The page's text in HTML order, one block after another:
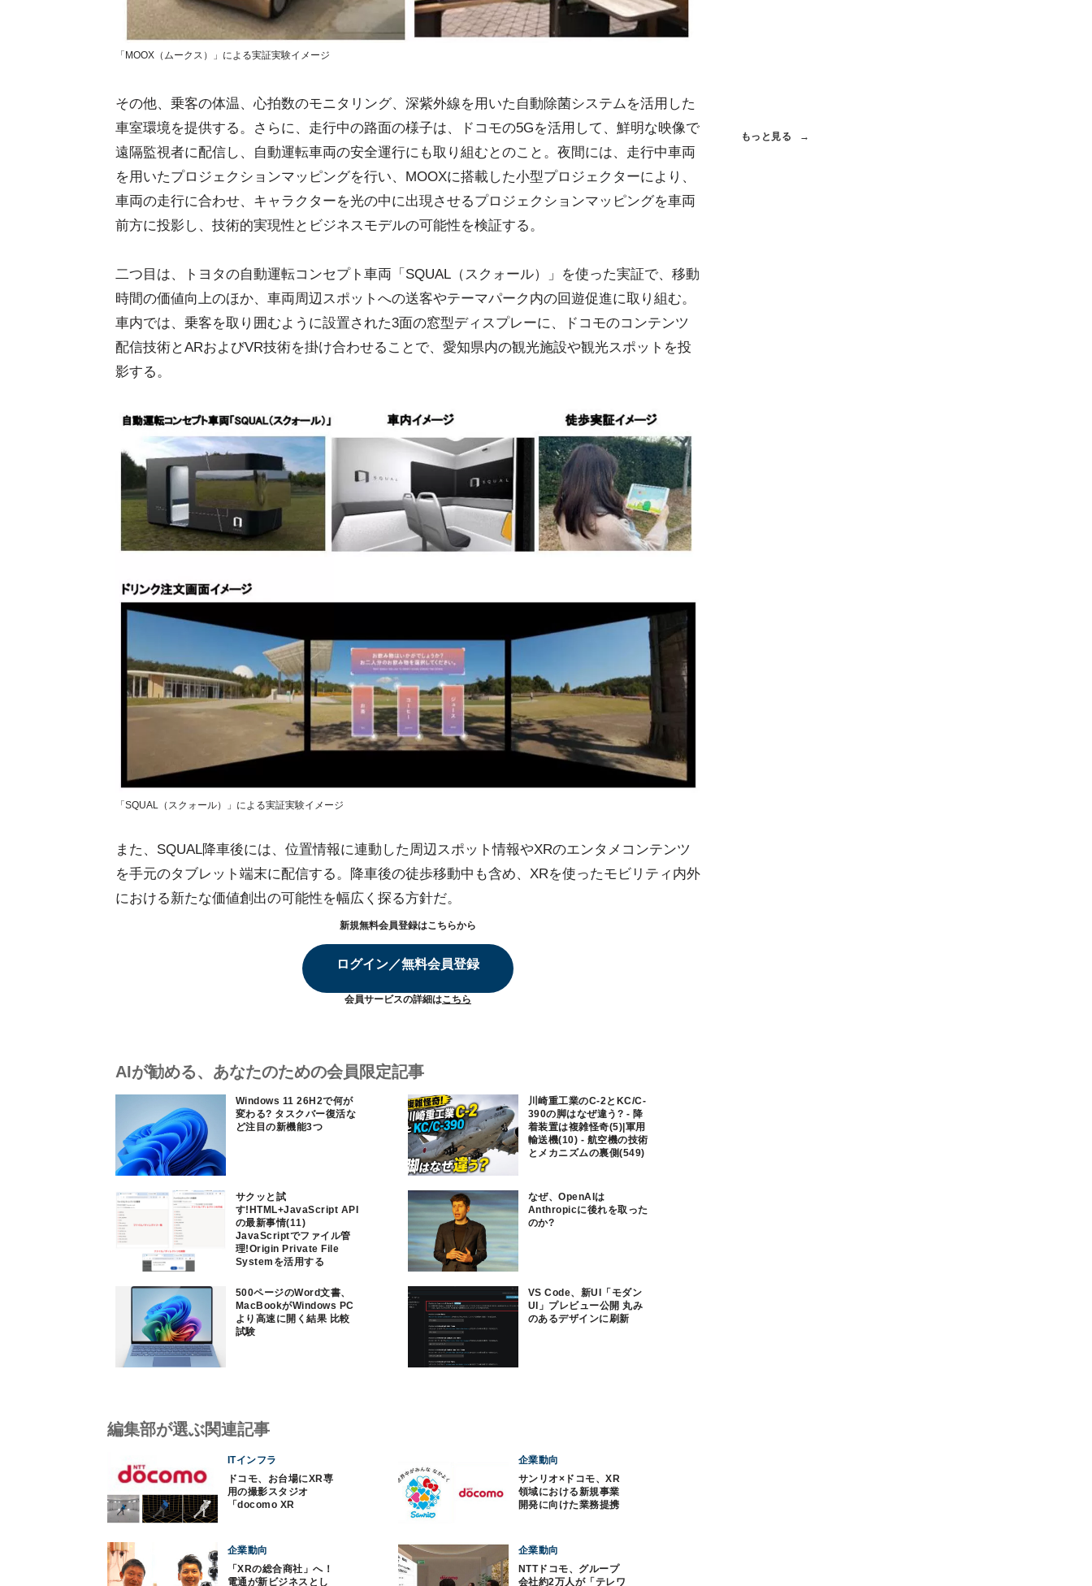
「MOOX（ムークス）」による実証実験イメージ
その他、乗客の体温、心拍数のモニタリング、深紫外線を用いた自動除菌システムを活用した
車室環境を提供する。さらに、走行中の路面の様子は、ドコモの5Gを活用して、鮮明な映像で
遠隔監視者に配信し、自動運転車両の安全運行にも取り組むとのこと。夜間には、走行中車両
を用いたプロジェクションマッピングを行い、MOOXに搭載した小型プロジェクターにより、
車両の走行に合わせ、キャラクターを光の中に出現させるプロジェクションマッピングを車両
前方に投影し、技術的実現性とビジネスモデルの可能性を検証する。
二つ目は、トヨタの自動運転コンセプト車両「SQUAL（スクォール）」を使った実証で、移動
時間の価値向上のほか、車両周辺スポットへの送客やテーマパーク内の回遊促進に取り組む。
車内では、乗客を取り囲むように設置された3面の窓型ディスプレーに、ドコモのコンテンツ
配信技術とARおよびVR技術を掛け合わせることで、愛知県内の観光施設や観光スポットを投
影する。
「SQUAL（スクォール）」による実証実験イメージ
また、SQUAL降車後には、位置情報に連動した周辺スポット情報やXRのエンタメコンテンツ
を手元のタブレット端末に配信する。降車後の徒歩移動中も含め、XRを使ったモビリティ内外
における新たな価値創出の可能性を幅広く探る方針だ。
新規無料会員登録はこちらから
ログイン／無料会員登録
会員サービスの詳細はこちら
AIが勧める、あなたのための会員限定記事
Windows 11 26H2で何が
変わる? タスクバー復活な
ど注目の新機能3つ
川崎重工業のC-2とKC/C-
390の脚はなぜ違う? - 降
着装置は複雑怪奇(5)|軍用
輸送機(10) - 航空機の技術
とメカニズムの裏側(549)
サクッと試
す!HTML+JavaScript API
の最新事情(11)
JavaScriptでファイル管
理!Origin Private File
Systemを活用する
なぜ、OpenAIは
Anthropicに後れを取った
のか?
500ページのWord文書、
MacBookがWindows PC
より高速に開く結果 比較
試験
VS Code、新UI「モダン
UI」プレビュー公開 丸み
のあるデザインに刷新
もっと見る
編集部が選ぶ関連記事
ITインフラ
ドコモ、お台場にXR専
用の撮影スタジオ
「docomo XR
企業動向
サンリオ×ドコモ、XR
領域における新規事業
開発に向けた業務提携
企業動向
「XRの総合商社」へ！
電通が新ビジネスとし
企業動向
NTTドコモ、グループ
会社約2万人が「テレワ